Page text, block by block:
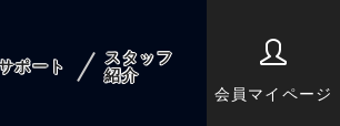
ポート
スタッフ
紹介
会員マイページ